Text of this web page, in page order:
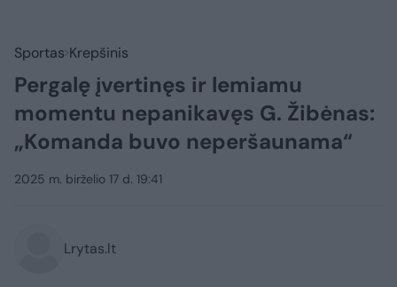
Sportas Krepšinis
Pergalę įvertinęs ir lemiamu
momentu nepanikavęs G. Žibėnas:
„Komanda buvo neperšaunama“
2025 m. birželio 17 d. 19:41
Lrytas.lt